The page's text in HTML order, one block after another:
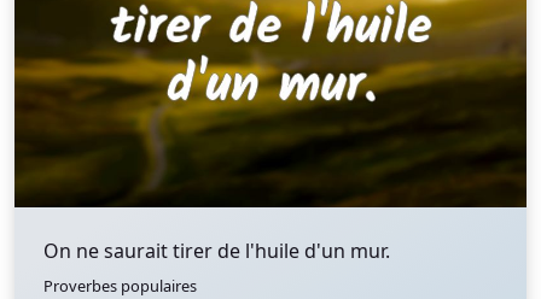
On ne saurait tirer de l'huile d'un mur.
Proverbes populaires